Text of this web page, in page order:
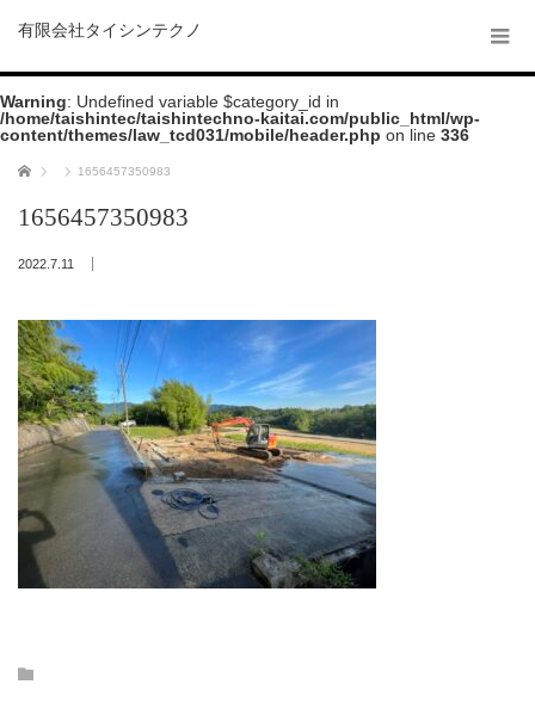
有限会社タイシンテクノ
Warning: Undefined variable $category_id in
/home/taishintec/taishintechno-kaitai.com/public_html/wp-
content/themes/law_tcd031/mobile/header.php on line 336
ホーム 1656457350983
1656457350983
2022.7.11